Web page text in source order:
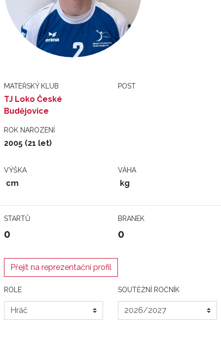
MATEŘSKÝ KLUB
TJ Loko České
Budějovice
POST
ROK NAROZENÍ
2005 (21 let)
VÝŠKA
cm
VÁHA
kg
STARTŮ
0
BRANEK
0
Přejít na reprezentační profil
ROLE SOUTĚŽNÍ ROČNÍK